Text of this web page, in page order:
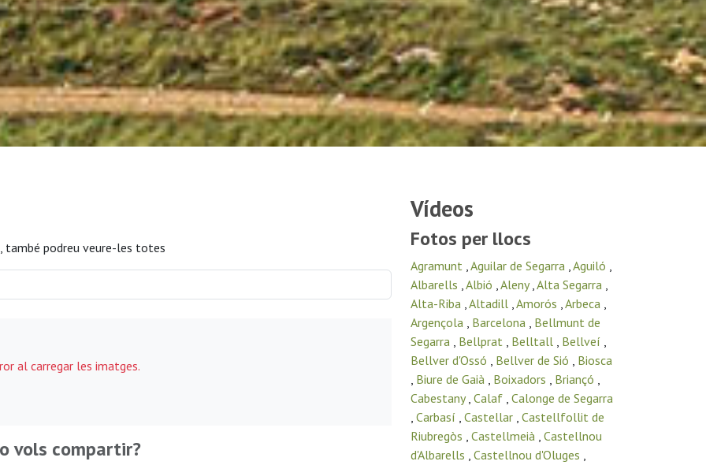
també podreu veure-les totes
al carregar les imatges.
vols compartir?
Vídeos
Fotos per llocs
Agramunt ,Aguilar de Segarra ,Aguiló ,
Albarells ,Albió ,Aleny,Alta Segarra ,
Alta-Riba ,Altadill ,Amorós ,Arbeca ,
Argençola , Barcelona , Bellmunt de
Segarra , Bellprat , Belltall , Bellveí ,
Bellver d'Ossó , Bellver de Sió , Biosca
, Biure de Gaià , Boixadors , Briançó ,
Cabestany, Calaf , Calonge de Segarra
, Carbasí , Castellar , Castellfollit de
Riubregòs , Castellmeià , Castellnou
d'Albarells , Castellnou d'Oluges ,